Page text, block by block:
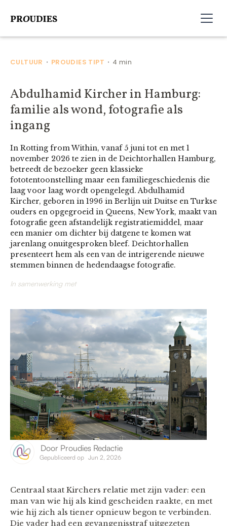
CULTUUR • PROUDIES TIPT • 4 min
Abdulhamid Kircher in Hamburg:
familie als wond, fotografie als
ingang
In Rotting from Within, vanaf 5 juni tot en met 1
november 2026 te zien in de Deichtorhallen Hamburg,
betreedt de bezoeker geen klassieke
fototentoonstelling maar een familiegeschiedenis die
laag voor laag wordt opengelegd. Abdulhamid
Kircher, geboren in 1996 in Berlijn uit Duitse en Turkse
ouders en opgegroeid in Queens, New York, maakt van
fotografie geen afstandelijk registratiemiddel, maar
een manier om dichter bij datgene te komen wat
jarenlang onuitgesproken bleef. Deichtorhallen
presenteert hem als een van de intrigerende nieuwe
stemmen binnen de hedendaagse fotografie.
In samenwerking met
Door Proudies Redactie
Gepubliceerd op Jun 2, 2026
Centraal staat Kirchers relatie met zijn vader: een
man van wie hij als kind gescheiden raakte, en met
wie hij zich als tiener opnieuw begon te verbinden.
Die vader had een gevangenisstraf uitgezeten